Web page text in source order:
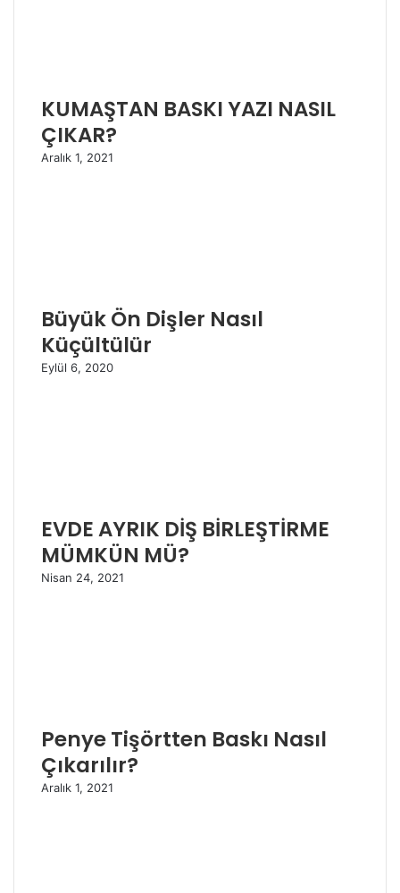
KUMAŞTAN BASKI YAZI NASIL
ÇIKAR?
Aralık 1, 2021
Büyük Ön Dişler Nasıl
Küçültülür
Eylül 6, 2020
EVDE AYRIK DİŞ BİRLEŞTİRME
MÜMKÜN MÜ?
Nisan 24, 2021
Penye Tişörtten Baskı Nasıl
Çıkarılır?
Aralık 1, 2021